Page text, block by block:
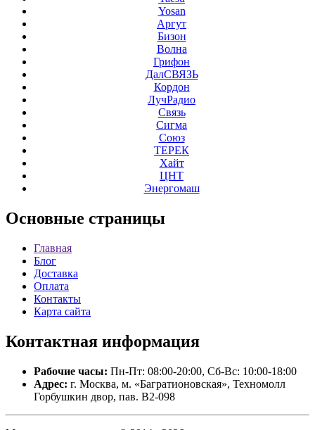
Yosan
Аргут
Бизон
Волна
Грифон
ДалСВЯЗЬ
Кордон
ЛучРадио
Связь
Сигма
Союз
ТЕРЕК
Хайт
ЦНТ
Энергомаш
Основные страницы
Главная
Блог
Доставка
Оплата
Контакты
Карта сайта
Контактная информация
Рабочие часы: Пн-Пт: 08:00-20:00, Сб-Вс: 10:00-18:00
Адрес: г. Москва, м. «Багратионовская», Техномолл
Горбушкин двор, пав. B2-098